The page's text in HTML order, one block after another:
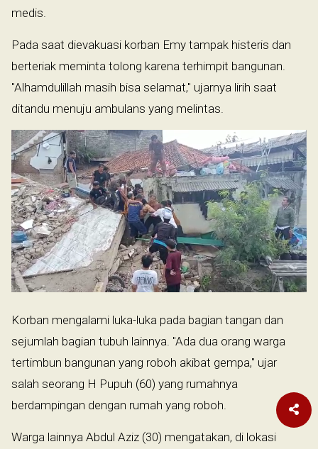
medis.
Pada saat dievakuasi korban Emy tampak histeris dan
berteriak meminta tolong karena terhimpit bangunan.
"Alhamdulillah masih bisa selamat," ujarnya lirih saat
ditandu menuju ambulans yang melintas.
Korban mengalami luka-luka pada bagian tangan dan
sejumlah bagian tubuh lainnya. "Ada dua orang warga
tertimbun bangunan yang roboh akibat gempa,'' ujar
salah seorang H Pupuh (60) yang rumahnya
berdampingan dengan rumah yang roboh.
Warga lainnya Abdul Aziz (30) mengatakan, di lokasi